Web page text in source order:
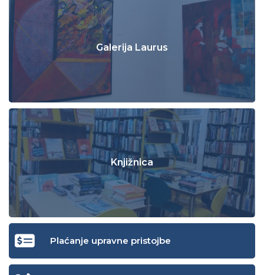
Galerija Laurus
Knjižnica
Plaćanje upravne pristojbe